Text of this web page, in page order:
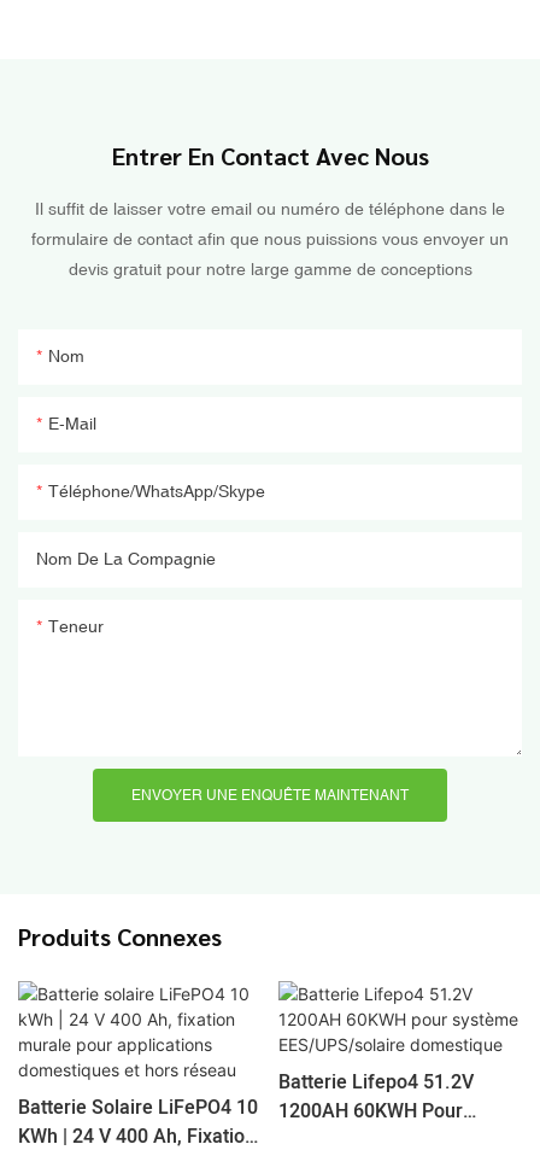
Entrer En Contact Avec Nous
Il suffit de laisser votre email ou numéro de téléphone dans le
formulaire de contact afin que nous puissions vous envoyer un
devis gratuit pour notre large gamme de conceptions
Nom
E-Mail
Téléphone/WhatsApp/Skype
Nom De La Compagnie
Teneur
ENVOYER UNE ENQUÊTE MAINTENANT
Produits Connexes
Batterie Solaire LiFePO4 10
KWh | 24 V 400 Ah, Fixation
Batterie Lifepo4 51.2V
1200AH 60KWH Pour